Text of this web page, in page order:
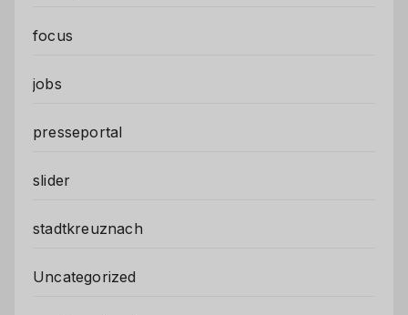
focus
jobs
presseportal
slider
stadtkreuznach
Uncategorized